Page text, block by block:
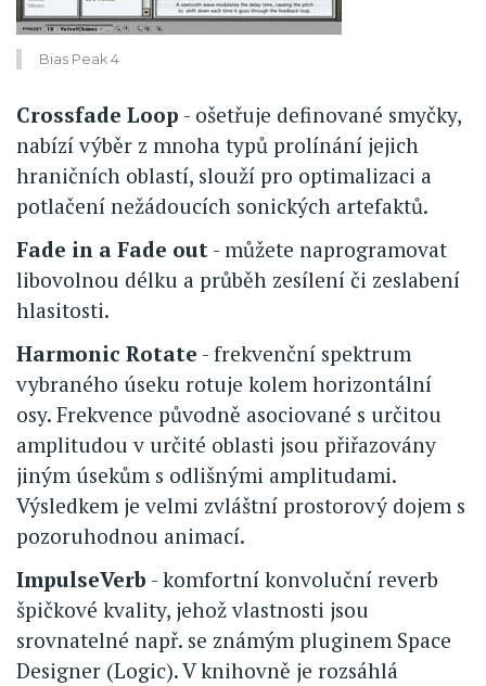
Bias Peak 4
Crossfade Loop - ošetřuje definované smyčky,
nabízí výběr z mnoha typů prolínání jejich
hraničních oblastí, slouží pro optimalizaci a
potlačení nežádoucích sonických artefaktů.
Fade in a Fade out - můžete naprogramovat
libovolnou délku a průběh zesílení či zeslabení
hlasitosti.
Harmonic Rotate - frekvenční spektrum
vybraného úseku rotuje kolem horizontální
osy. Frekvence původně asociované s určitou
amplitudou v určité oblasti jsou přiřazovány
jiným úsekům s odlišnými amplitudami.
Výsledkem je velmi zvláštní prostorový dojem s
pozoruhodnou animací.
ImpulseVerb - komfortní konvoluční reverb
špičkové kvality, jehož vlastnosti jsou
srovnatelné např. se známým pluginem Space
Designer (Logic). V knihovně je rozsáhlá